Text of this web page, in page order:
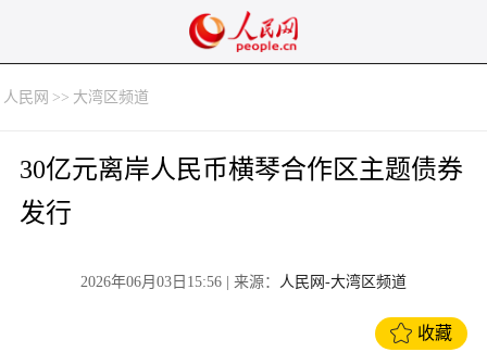
人民网 >> 大湾区频道
30亿元离岸人民币横琴合作区主题债券
发行
2026年06月03日15:56 | 来源： 人民网-大湾区频道
收藏